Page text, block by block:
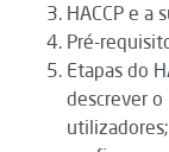
HACCP e a
Pré-
Etapas do
descrever